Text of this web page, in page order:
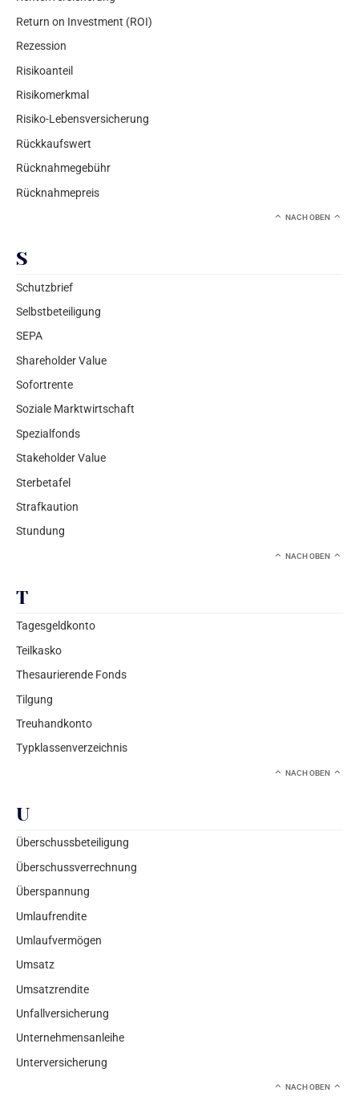
Return on Investment (ROI)
Rezession
Risikoanteil
Risikomerkmal
Risiko-Lebensversicherung
Rückkaufswert
Rücknahmegebühr
Rücknahmepreis
NACH OBEN
S
Schutzbrief
Selbstbeteiligung
SEPA
Shareholder Value
Sofortrente
Soziale Marktwirtschaft
Spezialfonds
Stakeholder Value
Sterbetafel
Strafkaution
Stundung
NACH OBEN
T
Tagesgeldkonto
Teilkasko
Thesaurierende Fonds
Tilgung
Treuhandkonto
Typklassenverzeichnis
NACH OBEN
U
Überschussbeteiligung
Überschussverrechnung
Überspannung
Umlaufrendite
Umlaufvermögen
Umsatz
Umsatzrendite
Unfallversicherung
Unternehmensanleihe
Unterversicherung
NACH OBEN